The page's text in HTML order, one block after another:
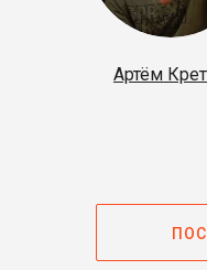
Артём